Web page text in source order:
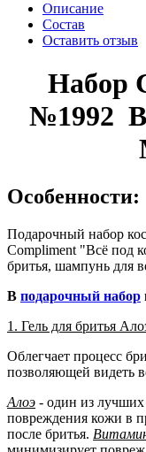
Описание
Состав
Оставить отзыв
Набор
№1992
Особенности:
Подарочный набор
Compliment "Всё под
бритья, шампунь для
В подарочный набор
1. Гель для бритья
Облегчает процесс
позволяющей видеть
Алоэ - один из
повреждения кожи в
после бритья.